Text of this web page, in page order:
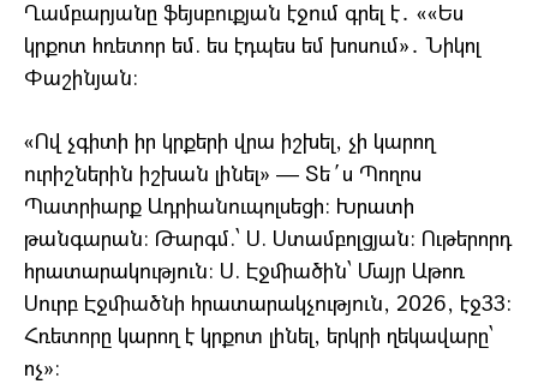
Ղամբարյանը ֆեյսբուքյան էջում գրել է․ ««Ես
կրքոտ հռետոր եմ. ես էդպես եմ խոսում»․ Նիկոլ
Փաշինյան։
«Ով չգիտի իր կրքերի վրա իշխել, չի կարող
ուրիշներին իշխան լինել» — Տե´ս Պողոս
Պատրիարք Ադրիանուպոլսեցի։ Խրատի
թանգարան։ Թարգմ.՝ Ս. Ստամբոլցյան։ Ութերորդ
հրատարակություն։ Ս. Էջմիածին՝ Մայր Աթոռ
Սուրբ Էջմիածնի հրատարակչություն, 2026, էջ33:
Հռետորը կարող է կրքոտ լինել, երկրի ղեկավարը՝
ոչ»։